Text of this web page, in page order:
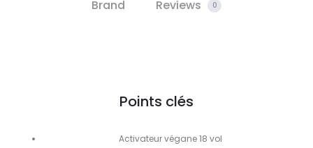
Brand Reviews 0
Points clés
Activateur végane 18 vol